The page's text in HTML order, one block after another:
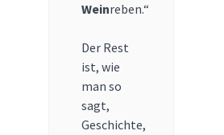
Weinreben.“
Der Rest
ist, wie
man so
sagt,
Geschichte,